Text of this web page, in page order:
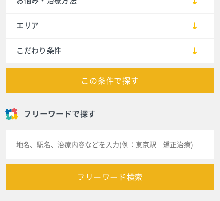
エリア
こだわり条件
この条件で探す
フリーワードで探す
フリーワード検索